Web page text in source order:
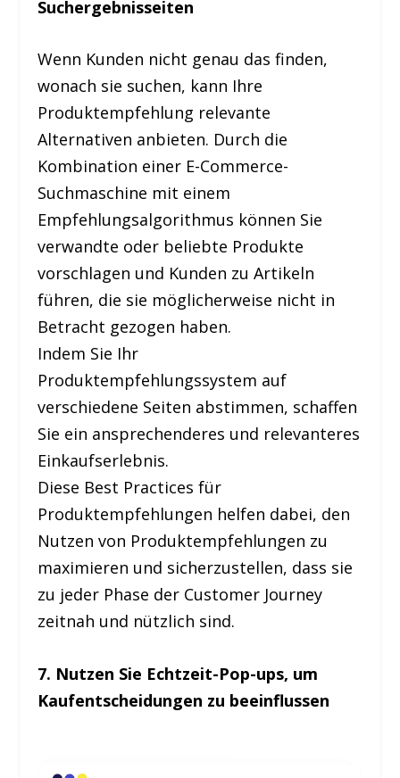
Suchergebnisseiten
Wenn Kunden nicht genau das finden,
wonach sie suchen, kann Ihre
Produktempfehlung relevante
Alternativen anbieten. Durch die
Kombination einer E-Commerce-
Suchmaschine mit einem
Empfehlungsalgorithmus können Sie
verwandte oder beliebte Produkte
vorschlagen und Kunden zu Artikeln
führen, die sie möglicherweise nicht in
Betracht gezogen haben.
Indem Sie Ihr
Produktempfehlungssystem auf
verschiedene Seiten abstimmen, schaffen
Sie ein ansprechenderes und relevanteres
Einkaufserlebnis.
Diese Best Practices für
Produktempfehlungen helfen dabei, den
Nutzen von Produktempfehlungen zu
maximieren und sicherzustellen, dass sie
zu jeder Phase der Customer Journey
zeitnah und nützlich sind.
7. Nutzen Sie Echtzeit-Pop-ups, um
Kaufentscheidungen zu beeinflussen